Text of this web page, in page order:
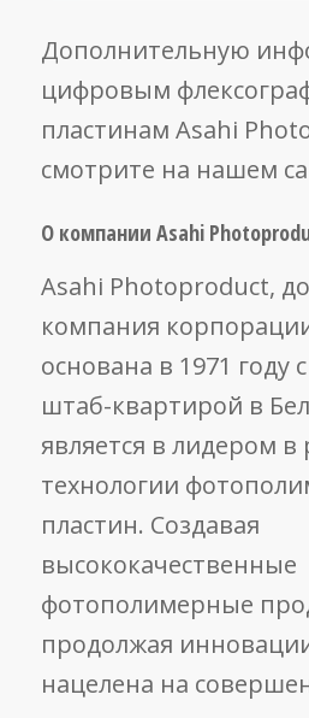
Дополнительную
цифровым
пластинам Asahi
смотрите на нашем
О компании Asahi
Asahi Photoproduct,
компания
основана в 1971 году
штаб-квартирой в
является в лидером в
технологии
пластин. Создавая
высококачественные
фотополимерные
продолжая
нацелена на